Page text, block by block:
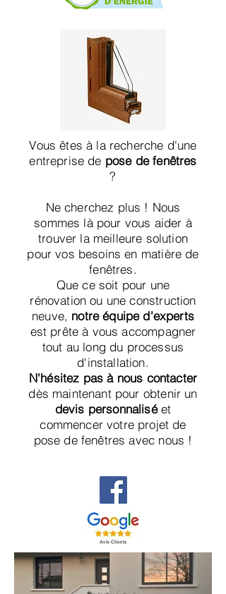
Vous êtes à la recherche d'une
entreprise de pose de fenêtres
?
Ne cherchez plus ! Nous
sommes là pour vous aider à
trouver la meilleure solution
pour vos besoins en matière de
fenêtres.
Que ce soit pour une
rénovation ou une construction
neuve, notre équipe d'experts
est prête à vous accompagner
tout au long du processus
d'installation.
N'hésitez pas à nous contacter
dès maintenant pour obtenir un
devis personnaliséet
commencer votre projet de
pose de fenêtres avec nous !